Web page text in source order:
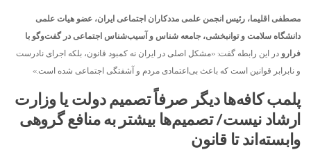
مصطفی اقلیما، رئیس انجمن علمی مددکاران اجتماعی ایران، عضو هیات علمی
دانشگاه سلامت و توانبخشی، جامعه شناس و آسیب‌شناس اجتماعی در گفت‌وگو با
فرارو در این رابطه گفت: «مشکل اصلی در ایران نه کمبود قانون، بلکه اجرای نادرست
و نابرابر قوانین است که باعث بی‌اعتمادی مردم و آشفتگی اجتماعی شده است.»
پلمب کافه‌ها دیگر صرفاً تصمیم دولت یا وزارت
ارشاد نیست/ تصمیم‌ها بیشتر به منافع گروهی
وابسته‌اند تا قانون